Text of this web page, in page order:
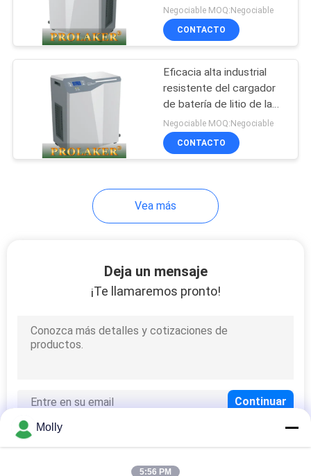
cargador de litio
protección contra la
sobrecarga pantalla
Negociable MOQ:Negociable
CONTACTO
Eficacia alta industrial
resistente del cargador
de batería de litio de la
carretilla elevadora 80V
con funciones de
protección completa
Negociable MOQ:Negociable
CONTACTO
Vea más
Deja un mensaje
¡Te llamaremos pronto!
Molly
5:56 PM